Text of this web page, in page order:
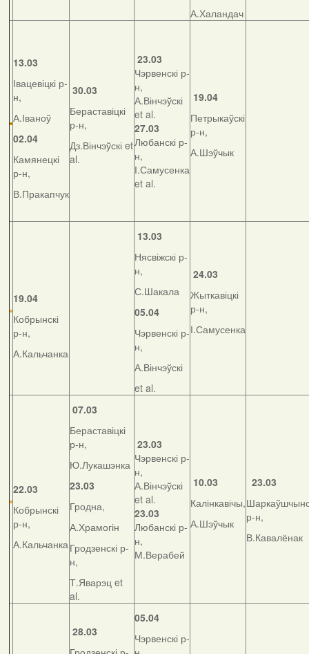
А.Халандач
13.03
Івацевіцкі р-
н,
А.Іваноў
02.04
Камянецкі
р-н,
В.Пракапчук
30.03
Бераставіцкі
р-н,
Дз.Вінчэўскі et
al.
23.03
Чэрвенскі р-
н,
А.Вінчэўскі
et al.
27.03
Любанскі р-
н,
І.Самусенка
et al.
19.04
Петрыкаўскі
р-н,
А.Шэўчык
19.04
Кобрынскі
р-н,
А.Кальчанка
13.03
Нясвіжскі р-
н,
С.Шакала
05.04
Чэрвенскі р-
н,
А.Вінчэўскі
et al.
24.03
Жыткавіцкі
р-н,
І.Самусенка
22.03
Кобрынскі
р-н,
А.Кальчанка
07.03
Бераставіцкі
р-н,
Ю.Лукашэнка
23.03
Гродна,
А.Храмогін
Гродзенскі р-
н,
Т.Яварэц et
al.
23.03
Чэрвенскі р-
н,
А.Вінчэўскі
et al.
23.03
Любанскі р-
н,
М.Верабей
10.03
Калінкавічы,
А.Шэўчык
23.03
р-н,
В.Кавалёнак
28.03
05.04
Чэрвенскі р-